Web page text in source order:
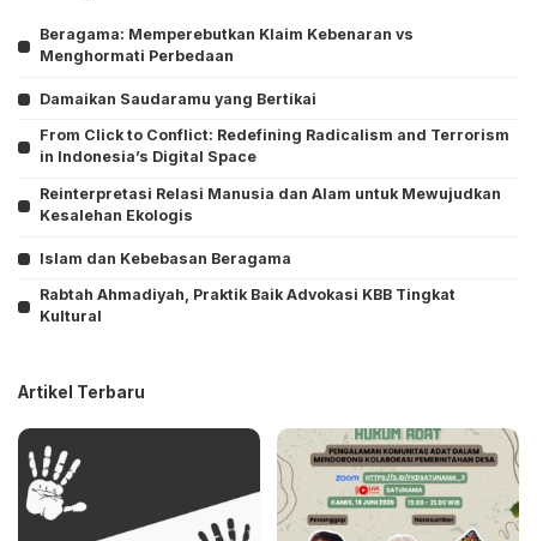
Beragama: Memperebutkan Klaim Kebenaran vs
Menghormati Perbedaan
Damaikan Saudaramu yang Bertikai
From Click to Conflict: Redefining Radicalism and Terrorism
in Indonesia’s Digital Space
Reinterpretasi Relasi Manusia dan Alam untuk Mewujudkan
Kesalehan Ekologis
Islam dan Kebebasan Beragama
Rabtah Ahmadiyah, Praktik Baik Advokasi KBB Tingkat
Kultural
Artikel Terbaru